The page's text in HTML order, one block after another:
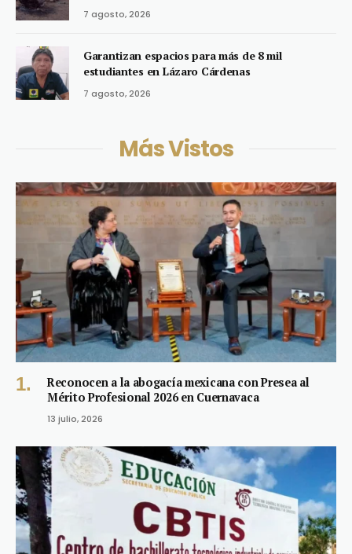
7 agosto, 2026
Garantizan espacios para más de 8 mil
estudiantes en Lázaro Cárdenas
7 agosto, 2026
Más Vistos
Reconocen a la abogacía mexicana con Presea al
Mérito Profesional 2026 en Cuernavaca
13 julio, 2026